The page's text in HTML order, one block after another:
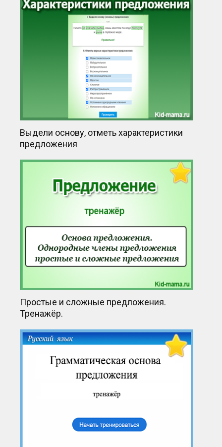
Выдели основу, отметь характеристики
предложения
Простые и сложные предложения.
Тренажёр.